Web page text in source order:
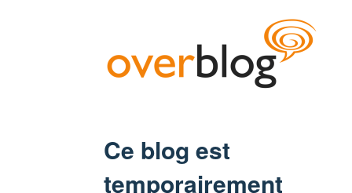
Ce blog est
temporairement